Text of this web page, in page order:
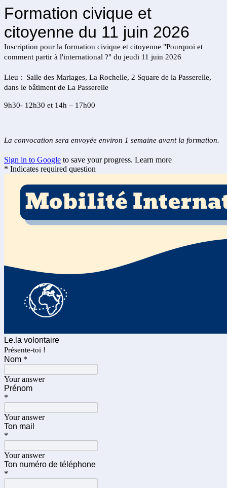
Formation civique et
citoyenne du 11 juin 2026
Inscription pour la formation civique et citoyenne "Pourquoi et
comment partir à l'international ?" du jeudi 11 juin 2026
Lieu : Salle des Mariages, La Rochelle, 2 Square de la Passerelle,
dans le bâtiment de La Passerelle
9h30- 12h30 et 14h – 17h00
La convocation sera envoyée environ 1 semaine avant la formation.
Sign in to Google to save your progress. Learn more
* Indicates required question
Le.la volontaire
Présente-toi !
Nom *
Your answer
Prénom
*
Your answer
Ton mail
*
Your answer
Ton numéro de téléphone
*